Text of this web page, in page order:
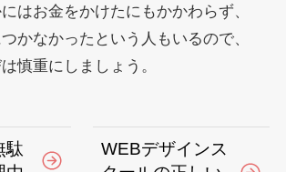
はお金をかけたにもかかわらず、
かなかったという人もいるので、
慎重にしましょう。
駄
WEBデザインス